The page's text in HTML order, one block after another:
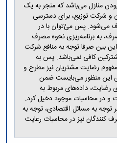
منازل می‌باشد که منجر به یک
و شرکت توزیع، برای دسترسی
می‌شود. پس می‌ُتوان با در
به برنامه‌ریزی نحوه مصرف
بین صرفا توجه به منافع شرکت
کافی نمی‌باشد. پس به
رضایت مشتریان نیز مطرح و
این منظور می‌بایست ضمن
داده‌های مربوط به
و در محاسبات موجود دخیل کرد.
توجه به مسائل اقتصادی، توجه به
نیز در محاسبات رعایت